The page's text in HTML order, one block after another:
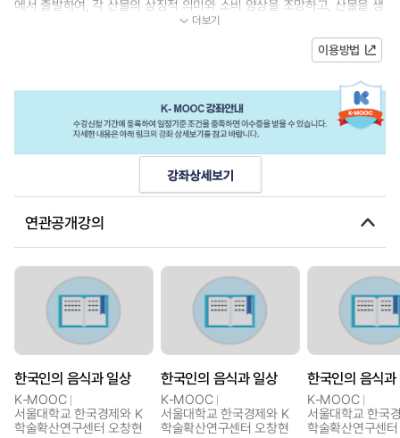
에서 출발하여, 각 산물의 상징적 의미와 소비 양상을 조망하고, 산물을 생
산하고 유통해온 사람들의 일상...
더보기
이용방법
연관공개강의
한국인의 음식과 일상
K-MOOC
서울대학교 한국경제와 K
학술확산연구센터 오창현
한국인의 음식과 일상
K-MOOC
서울대학교 한국경제와 K
학술확산연구센터 오창현
한국인의 음식
K-MOOC
서울대학교 한국
학술확산연구센